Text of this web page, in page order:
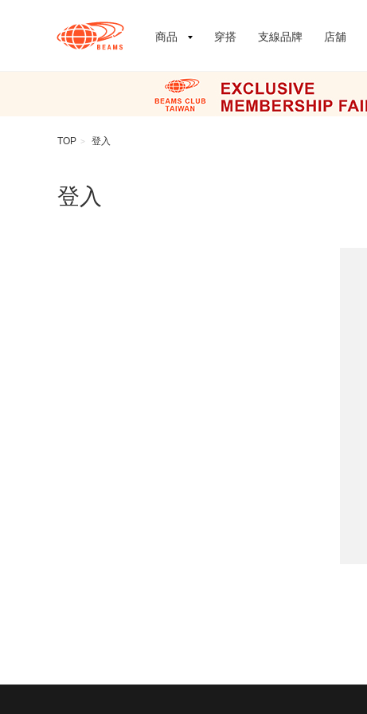
商品 穿搭 支線品牌 店舖
TOP > 登入
登入